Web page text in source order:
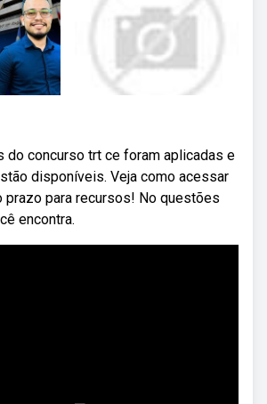
do concurso trt ce foram aplicadas e
disponíveis. Veja como acessar
para recursos! No questões
encontra.